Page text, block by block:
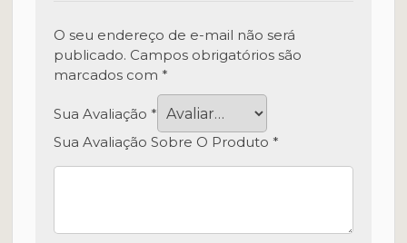
O seu endereço de e-mail não será
publicado. Campos obrigatórios são
marcados com *
Sua Avaliação *
Sua Avaliação Sobre O Produto *